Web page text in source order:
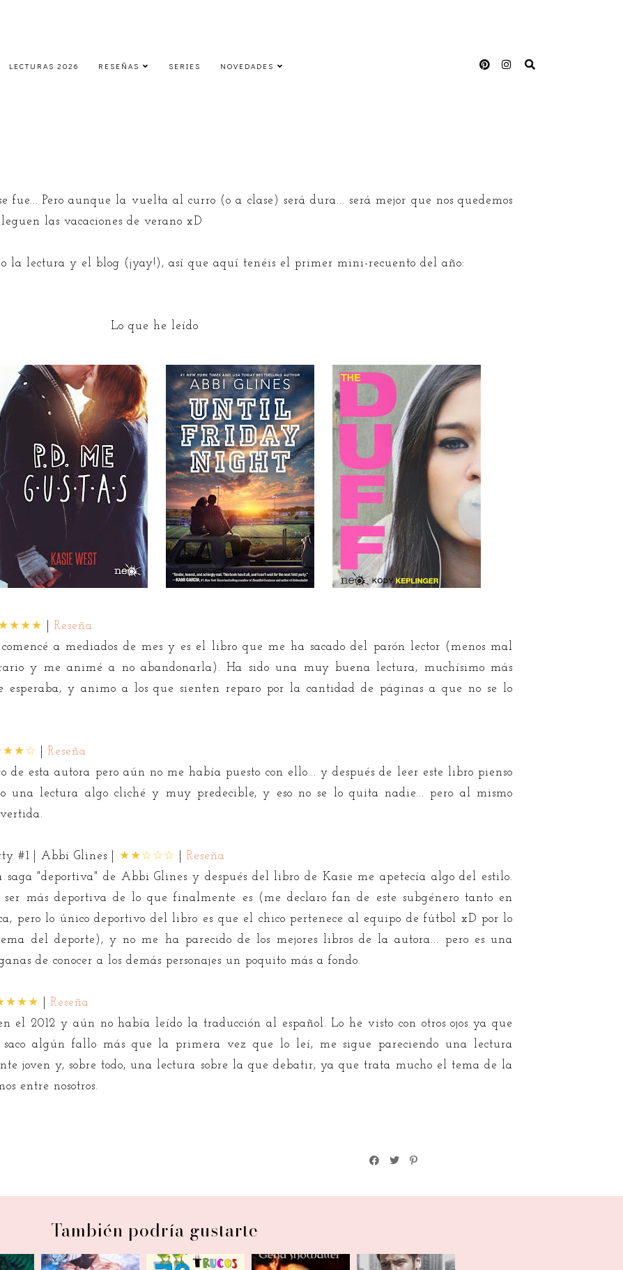
LECTURAS 2026 RESEÑAS SERIES NOVEDADES
Pero aunque la vuelta al curro (o a clase) será dura... será mejor que nos quedemos
las vacaciones de verano xD
la lectura y el blog (¡yay!), así que aquí tenéis el primer mini-recuento del año:
Lo que he leído
Reseña
a mediados de mes y es el libro que me ha sacado del parón lector (menos mal
y me animé a no abandonarla). Ha sido una muy buena lectura, muchísimo más
y animo a los que sienten reparo por la cantidad de páginas a que no se lo
Reseña
esta autora pero aún no me había puesto con ello... y después de leer este libro pienso
una lectura algo cliché y muy predecible, y eso no se lo quita nadie... pero al mismo
#1 | Abbi Glines | ★★☆☆☆
Reseña
saga "deportiva" de Abbi Glines y después del libro de Kasie me apetecía algo del estilo.
más deportiva de lo que finalmente es (me declaro fan de este subgénero tanto en
pero lo único deportivo del libro es que el chico pertenece al equipo de fútbol xD por lo
del deporte), y no me ha parecido de los mejores libros de la autora... pero es una
de conocer a los demás personajes un poquito más a fondo.
Reseña
el 2012 y aún no había leído la traducción al español. Lo he visto con otros ojos ya que
saco algún fallo más que la primera vez que lo leí, me sigue pareciendo una lectura
joven y, sobre todo, una lectura sobre la que debatir, ya que trata mucho el tema de la
entre nosotros.
También podría gustarte